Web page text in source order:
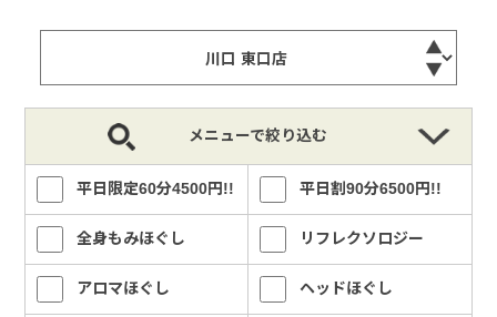
メニューで絞り込む
平日限定60分4500円!! 平日割90分6500円!!
全身もみほぐし リフレクソロジー
アロマほぐし ヘッドほぐし